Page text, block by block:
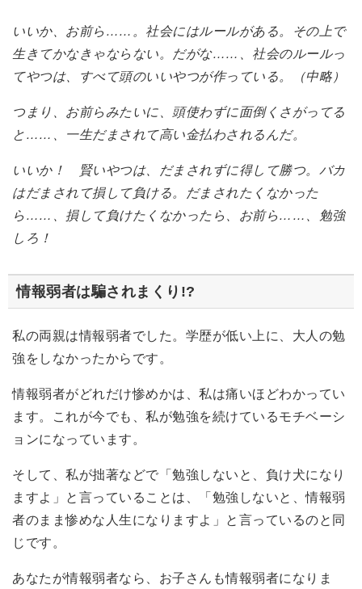
いいか、お前ら……。社会にはルールがある。その上で
生きてかなきゃならない。だがな……、社会のルールっ
てやつは、すべて頭のいいやつが作っている。（中略）
つまり、お前らみたいに、頭使わずに面倒くさがってる
と……、一生だまされて高い金払わされるんだ。
いいか！ 賢いやつは、だまされずに得して勝つ。バカ
はだまされて損して負ける。だまされたくなかった
ら……、損して負けたくなかったら、お前ら……、勉強
しろ！
情報弱者は騙されまくり!?
私の両親は情報弱者でした。学歴が低い上に、大人の勉
強をしなかったからです。
情報弱者がどれだけ惨めかは、私は痛いほどわかってい
ます。これが今でも、私が勉強を続けているモチベーシ
ョンになっています。
そして、私が拙著などで「勉強しないと、負け犬になり
ますよ」と言っていることは、「勉強しないと、情報弱
者のまま惨めな人生になりますよ」と言っているのと同
じです。
あなたが情報弱者なら、お子さんも情報弱者になりま